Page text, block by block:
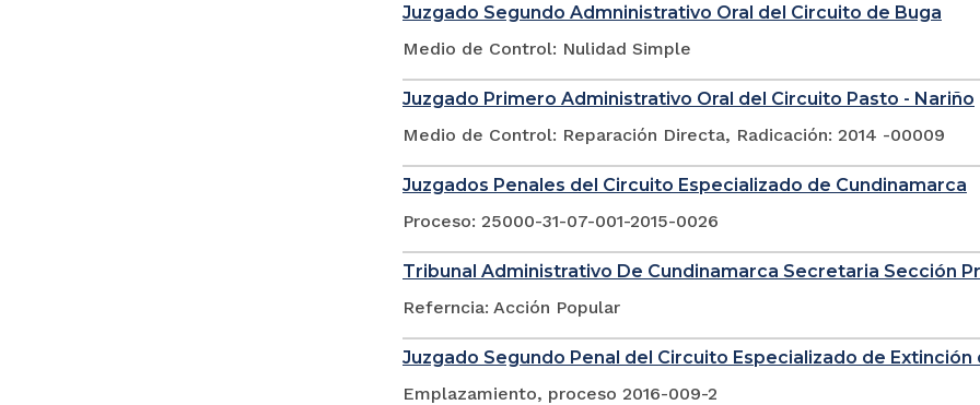
Juzgado Segundo Admninistrativo Oral del Circuito de Buga
Medio de Control: Nulidad Simple
Juzgado Primero Administrativo Oral del Circuito Pasto - Nariño
Medio de Control: Reparación Directa, Radicación: 2014 -00009
Juzgados Penales del Circuito Especializado de Cundinamarca
Proceso: 25000-31-07-001-2015-0026
Tribunal Administrativo De Cundinamarca Secretaria Sección
Referncia: Acción Popular
Juzgado Segundo Penal del Circuito Especializado de
Emplazamiento, proceso 2016-009-2